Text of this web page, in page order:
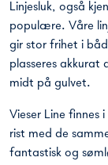
Linjesluk, også
populære. Våre
gir stor frihet i
plasseres akkurat
midt på gulvet.
Vieser Line finnes
rist med de
fantastisk og